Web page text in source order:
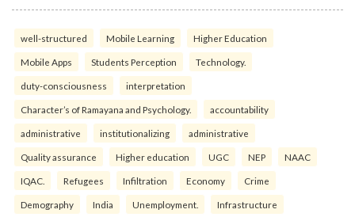
well-structured Mobile Learning Higher Education
Mobile Apps Students Perception Technology.
duty-consciousness interpretation
Character’s of Ramayana and Psychology. accountability
administrative institutionalizing administrative
Quality assurance Higher education UGC NEP NAAC
IQAC. Refugees Infiltration Economy Crime
Demography India Unemployment. Infrastructure